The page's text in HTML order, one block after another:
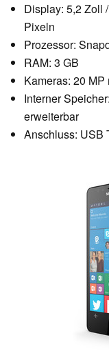
Display: 5,2 Zoll
Pixeln
Prozessor:
RAM: 3 GB
Kameras: 20
Interner
erweiterbar
Anschluss: USB